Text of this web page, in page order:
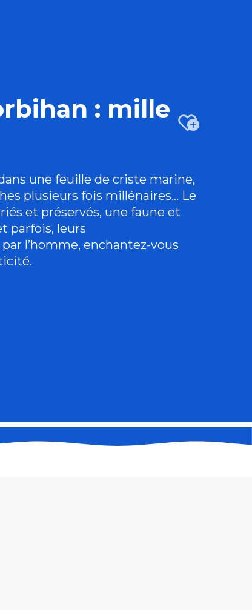
: mille
une feuille de criste marine,
plusieurs fois millénaires… Le
et préservés, une faune et
parfois, leurs
l’homme, enchantez-vous